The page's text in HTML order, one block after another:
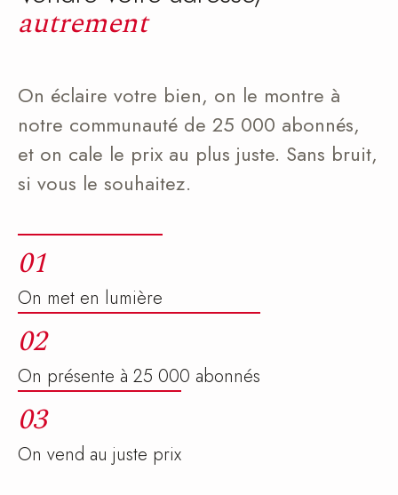
autrement
On éclaire votre bien, on le montre à
notre communauté de 25 000 abonnés,
et on cale le prix au plus juste. Sans bruit,
si vous le souhaitez.
01
On met en lumière
02
On présente à 25 000 abonnés
03
On vend au juste prix